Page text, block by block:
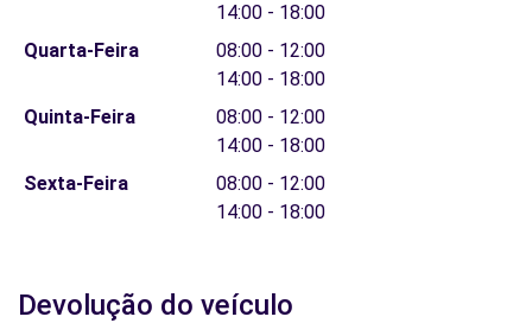
14:00 - 18:00
Quarta-Feira
08:00 - 12:00
14:00 - 18:00
Quinta-Feira
08:00 - 12:00
14:00 - 18:00
Sexta-Feira
08:00 - 12:00
14:00 - 18:00
Devolução do veículo